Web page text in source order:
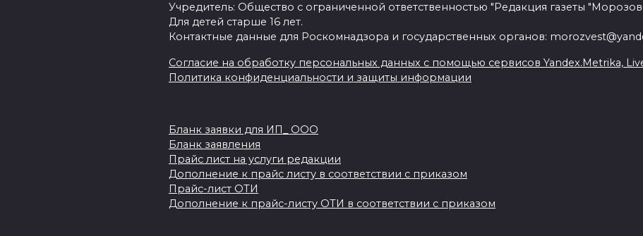
Учредитель: Общество с ограниченной ответственностью "Редакция газеты
Для детей старше 16 лет.
Контактные данные для Роскомнадзора и государственных органов:
Согласие на обработку персональных данных с помощью сервисов Yandex.Metrika,
Политика конфиденциальности и защиты информации
Бланк заявки для ИП_ ООО
Бланк заявления
Прайс лист на услуги редакции
Дополнение к прайс листу в соответствии с приказом
Прайс-лист ОТИ
Дополнение к прайс-листу ОТИ в соответствии с приказом